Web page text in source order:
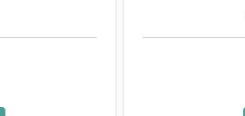
FAUTEUIL DE